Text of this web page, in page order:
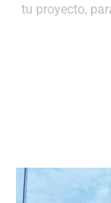
tu proyecto,